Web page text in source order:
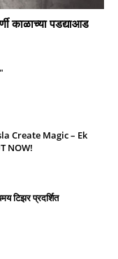
काळाच्या पडद्याआड
Create Magic – Ek
NOW!
टिझर प्रदर्शित